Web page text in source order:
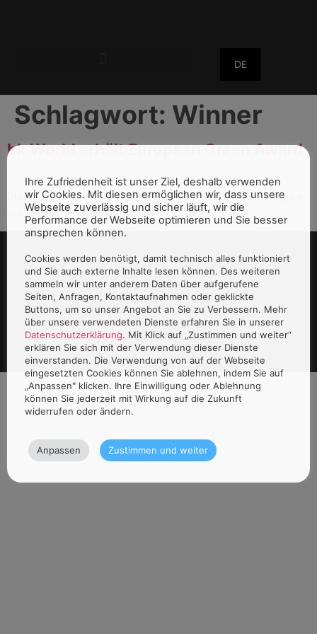
DE
Schlagwort: Winner
bk World erhält European Green Award
Die bk Group erhält den European Green Award in der Kategorie
Green Design – Architecture!
Ihre Zufriedenheit ist unser Ziel, deshalb verwenden
wir Cookies. Mit diesen ermöglichen wir, dass unsere
Webseite zuverlässig und sicher läuft, wir die
Performance der Webseite optimieren und Sie besser
ansprechen können.
Cookies werden benötigt, damit technisch alles funktioniert
und Sie auch externe Inhalte lesen können. Des weiteren
sammeln wir unter anderem Daten über aufgerufene
Seiten, Anfragen, Kontaktaufnahmen oder geklickte
Buttons, um so unser Angebot an Sie zu Verbessern. Mehr
über unsere verwendeten Dienste erfahren Sie in unserer
Datenschutzerklärung. Mit Klick auf „Zustimmen und weiter“
erklären Sie sich mit der Verwendung dieser Dienste
einverstanden. Die Verwendung von auf der Webseite
eingesetzten Cookies können Sie ablehnen, indem Sie auf
„Anpassen" klicken. Ihre Einwilligung oder Ablehnung
können Sie jederzeit mit Wirkung auf die Zukunft
widerrufen oder ändern.
Anpassen Zustimmen und weiter